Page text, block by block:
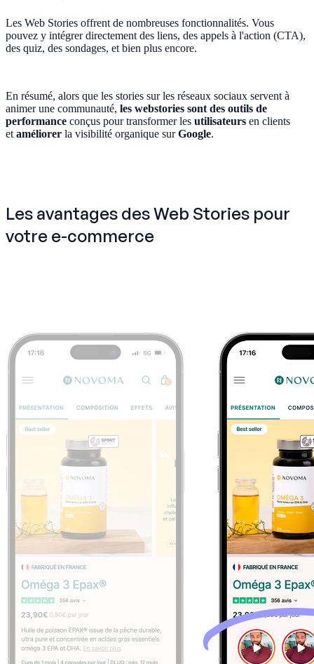
Les Web Stories offrent de nombreuses fonctionnalités. Vous
pouvez y intégrer directement des liens, des appels à l'action (CTA),
des quiz, des sondages, et bien plus encore.
En résumé, alors que les stories sur les réseaux sociaux servent à
animer une communauté, les webstories sont des outils de
performance conçus pour transformer les utilisateurs en clients
et améliorer la visibilité organique surGoogle.
Les avantages des Web Stories pour
votre e-commerce